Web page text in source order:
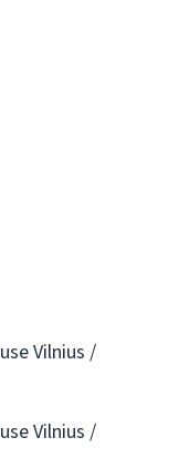
Vilnius /
Vilnius /